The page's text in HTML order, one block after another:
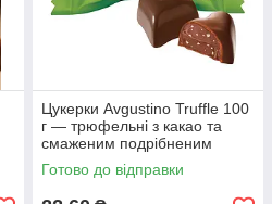
Цукерки Avgustino Truffle 100
г — трюфельні з какао та
смаженим подрібненим
арахісом
Готово до відправки